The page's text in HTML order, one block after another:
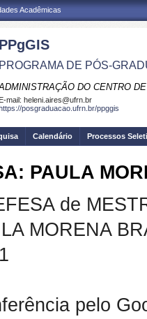
Acadêmicas
PPgGIS
PROGRAMA DE PÓS-
DO CENTRO
E-mail: heleni.aires@ufrn.br
posgraduacao.ufrn.br/ppggis
Calendário Processos
PAULA
de
MORENA
pelo